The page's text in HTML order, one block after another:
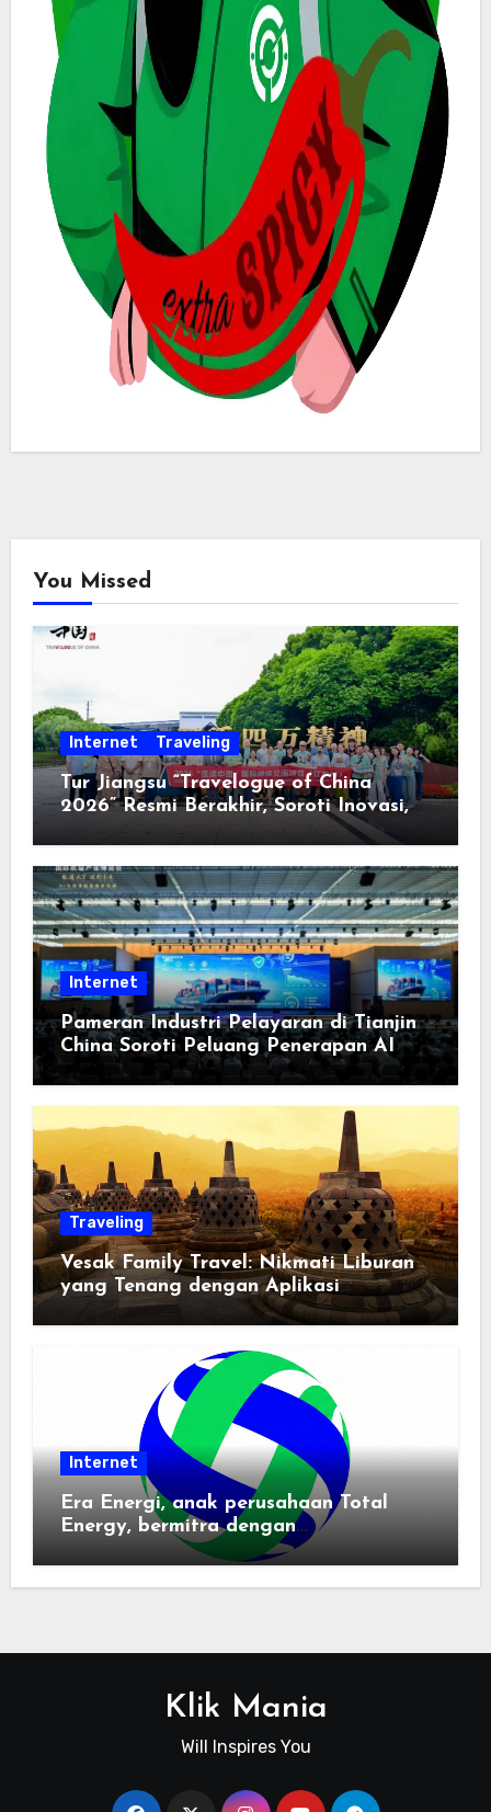
You Missed
Internet Traveling
Tur Jiangsu “Travelogue of China
2026” Resmi Berakhir, Soroti Inovasi,
Keterbukaan, dan Pembangunan
Berorientasi pada Masyarakat
Internet
Pameran Industri Pelayaran di Tianjin
China Soroti Peluang Penerapan AI
Traveling
Vesak Family Travel: Nikmati Liburan
yang Tenang dengan Aplikasi
Pemindai PDF
Internet
Era Energi, anak perusahaan Total
Energy, bermitra dengan
Zhuochuangtong untuk mempercepat
transisi energi Indonesia — raksasa
Klik Mania
Will Inspires You